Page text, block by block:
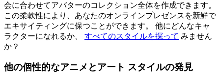
会に合わせてアバターのコレクション全体を作成できます。
この柔軟性により、あなたのオンラインプレゼンスを新鮮で
エキサイティングに保つことができます。 他にどんなキャ
ラクターになれるか、 すべてのスタイルを探って みません
か？
他の個性的なアニメとアート スタイルの発見